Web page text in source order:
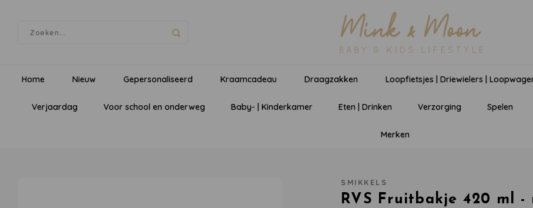
Home Nieuw Gepersonaliseerd Kraamcadeau Draagzakken Loopfietsjes | Driewielers |
Verjaardag Voor school en onderweg Baby- | Kinderkamer Eten | Drinken Verzorging Spelen
Merken
SMIKKELS
RVS Fruitbakje 420 ml -